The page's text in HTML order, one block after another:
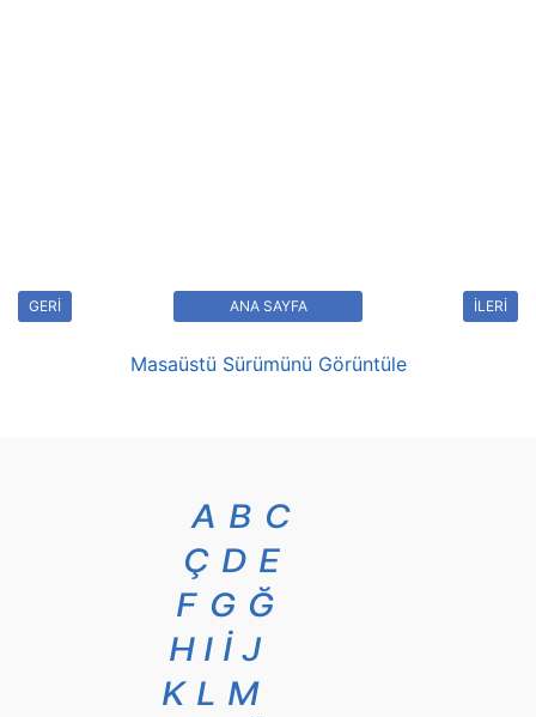
GERİ İLERİ
ANA SAYFA
Masaüstü Sürümünü Görüntüle
A B C
Ç D E
F G Ğ
H I İ J
K L M